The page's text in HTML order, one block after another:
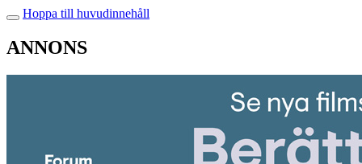
Hoppa till huvudinnehåll
ANNONS